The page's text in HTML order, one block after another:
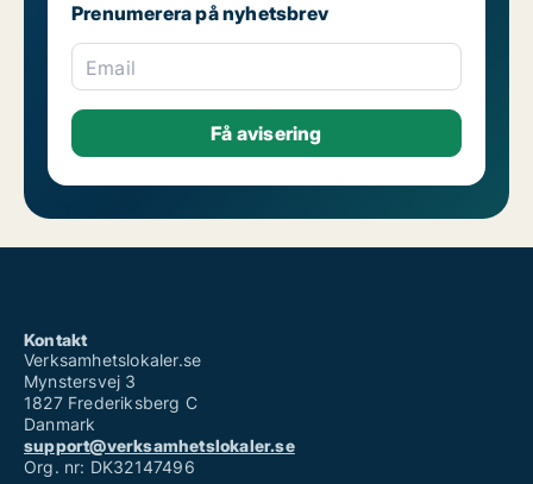
Prenumerera på nyhetsbrev
Email
Kontakt
Verksamhetslokaler.se
Mynstersvej 3
1827 Frederiksberg C
Danmark
support@verksamhetslokaler.se
Org. nr: DK32147496